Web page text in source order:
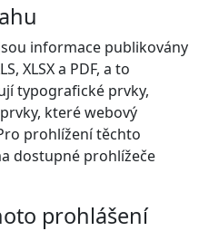
informace publikovány
XLSX a PDF, a to
typografické prvky,
které webový
prohlížení těchto
dostupné prohlížeče
prohlášení